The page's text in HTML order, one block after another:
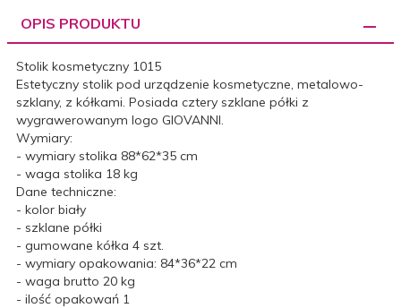
OPIS PRODUKTU
Stolik kosmetyczny 1015
Estetyczny stolik pod urządzenie kosmetyczne, metalowo-
szklany, z kółkami. Posiada cztery szklane półki z
wygrawerowanym logo GIOVANNI.
Wymiary:
- wymiary stolika 88*62*35 cm
- waga stolika 18 kg
Dane techniczne:
- kolor biały
- szklane półki
- gumowane kółka 4 szt.
- wymiary opakowania: 84*36*22 cm
- waga brutto 20 kg
- ilość opakowań 1